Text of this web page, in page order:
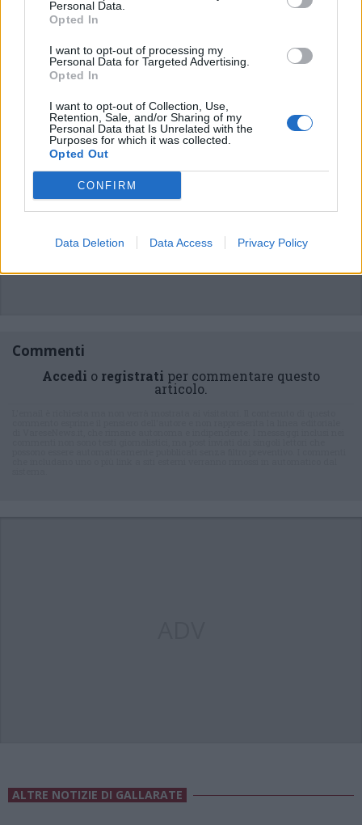
Personal Data.
Opted In
I want to opt-out of processing my
Personal Data for Targeted Advertising.
Opted In
I want to opt-out of Collection, Use,
Retention, Sale, and/or Sharing of my
Personal Data that Is Unrelated with the
Purposes for which it was collected.
Opted Out
CONFIRM
Data Deletion Data Access Privacy Policy
ADV
Commenti
Accedi o registrati per commentare questo
articolo.
ALTRE NOTIZIE DI GALLARATE